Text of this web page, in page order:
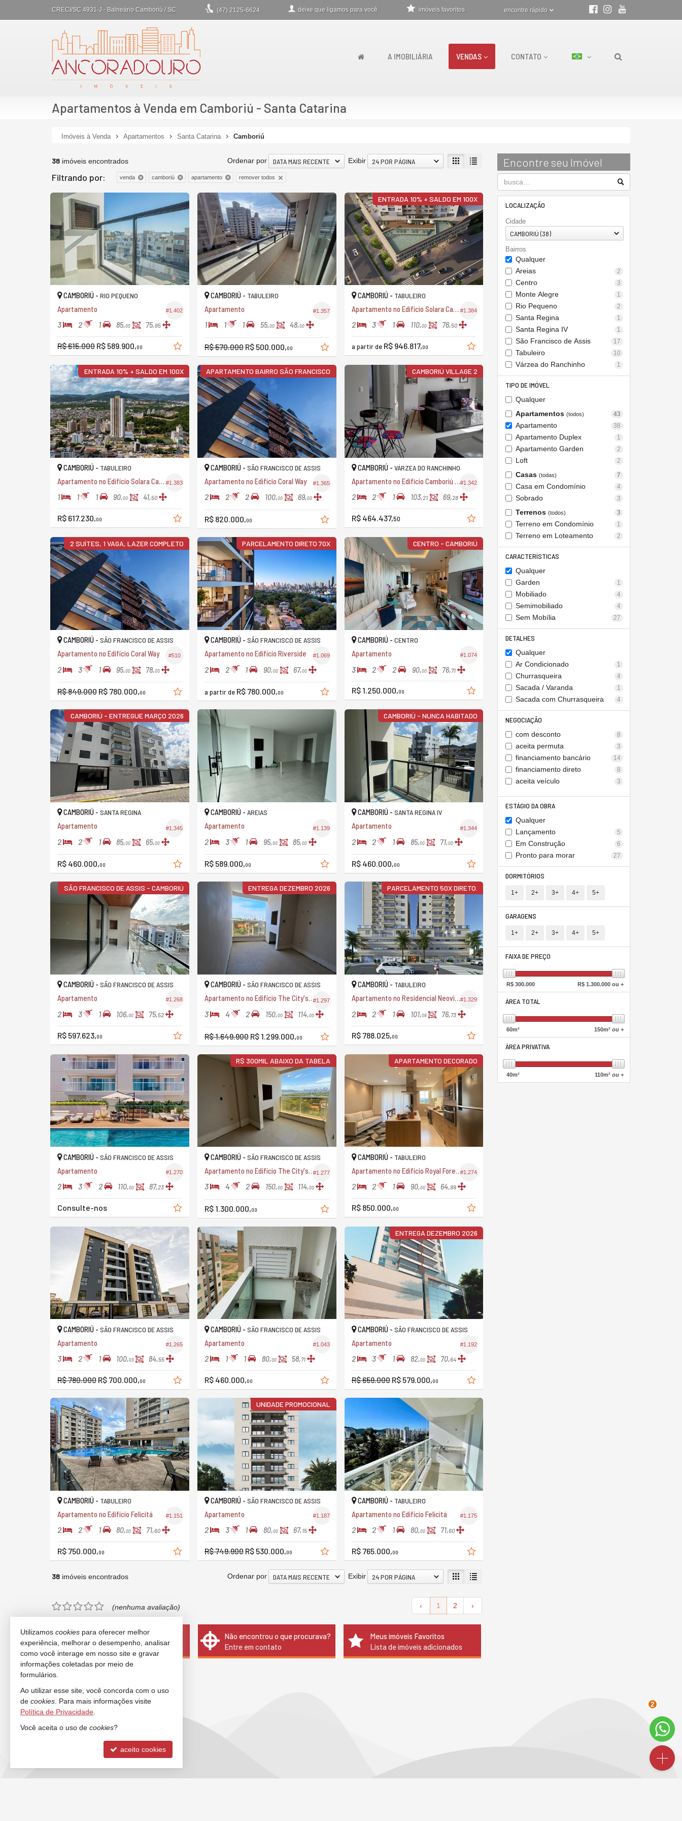
CRECI/SC 4931-J - Balneário Camboriú / SC (47) 2125-6624 deixe que ligamos para você encontre rápido
imóveis favoritos
A IMOBILIÁRIA VENDAS CONTATO
Apartamentos à Venda em Camboriú - Santa Catarina
Imóveis à Venda Apartamentos Santa Catarina Camboriú
Encontre seu Imóvel
LOCALIZAÇÃO
Cidade
CAMBORIÚ (38)
Bairros
Qualquer
Areias
2
Centro 3
Monte Alegre 1
Rio Pequeno 2
Santa Regina 1
Santa Regina IV 1
São Francisco de Assis 17
Tabuleiro 10
Várzea do Ranchinho 1
TIPO DE IMÓVEL
Qualquer
Apartamentos (todos) 43
Apartamento 38
Apartamento Duplex 1
Apartamento Garden 2
Loft 2
Casas (todas) 7
Casa em Condomínio 4
Sobrado 3
Terrenos (todos) 3
Terreno em Condomínio 1
Terreno em Loteamento 2
CARACTERÍSTICAS
Qualquer
Garden
1
Mobiliado 4
Semimobiliado 4
Sem Mobília 27
DETALHES
Qualquer
Ar Condicionado
1
Churrasqueira 4
Sacada / Varanda 1
Sacada com Churrasqueira 4
NEGOCIAÇÃO
com desconto 8
aceita permuta 3
financiamento bancário 14
financiamento direto 8
aceita veículo 3
ESTÁGIO DA OBRA
Qualquer
Lançamento
5
Em Construção 6
Pronto para morar 27
DORMITÓRIOS
1+ 2+ 3+ 4+ 5+
GARAGENS
1+ 2+ 3+ 4+ 5+
FAIXA DE PREÇO
R$ 300.000 R$1.300.000 ou +
ÁREA TOTAL
60m² 150m²ou +
ÁREA PRIVATIVA
40m² 110m²ou +
38 imóveis encontrados Exibir 24 POR PÁGINA
Ordenar por DATA MAIS RECENTE
Filtrando por: venda camboriú apartamento remover todos
#1.402
CAMBORIÚ - RIO PEQUENO
Apartamento
3 2 1 85,00 75,95
R$ 615.000 R$ 589.900,00
#1.357
CAMBORIÚ - TABULEIRO
Apartamento
1 1 1 55,00 48,00
R$ 570.000 R$ 500.000,00
ENTRADA 10% + SALDO EM 100X
#1.384
CAMBORIÚ - TABULEIRO
Apartamento no Edifício Solara Camboriú
2 3 1 110,00 76,50
a partir de R$ 946.817,00
ENTRADA 10% + SALDO EM 100X
#1.383
CAMBORIÚ - TABULEIRO
Apartamento no Edifício Solara Camboriú
1 1 1 90,00 41,50
R$ 617.230,00
APARTAMENTO BAIRRO SÃO FRANCISCO
#1.365
CAMBORIÚ - SÃO FRANCISCO DE ASSIS
Apartamento no Edifício Coral Way
2 2 2 100,00 69,00
R$ 820.000,00
CAMBORIÚ VILLAGE 2
#1.342
CAMBORIÚ - VÁRZEA DO RANCHINHO
Apartamento no Edifício Camboriú Village II
2 2 1 103,21 69,28
R$ 464.437,50
2 SUÍTES, 1 VAGA, LAZER COMPLETO
#510
CAMBORIÚ - SÃO FRANCISCO DE ASSIS
Apartamento no Edifício Coral Way
2 3 1 95,00 78,00
R$ 849.000 R$ 780.000,00
PARCELAMENTO DIRETO 70X
#1.069
CAMBORIÚ - SÃO FRANCISCO DE ASSIS
Apartamento no Edifício Riverside
2 2 1 90,00 67,00
a partir de R$ 780.000,00
CENTRO - CAMBORIÚ
#1.074
CAMBORIÚ - CENTRO
Apartamento
3 2 2 90,00 76,71
R$ 1.250.000,00
CAMBORIÚ - ENTREGUE MARÇO 2026
#1.345
CAMBORIÚ - SANTA REGINA
Apartamento
2 2 1 85,00 65,00
R$ 460.000,00
#1.139
CAMBORIÚ - AREIAS
Apartamento
2 3 1 95,00 85,00
R$ 589.000,00
CAMBORIÚ - NUNCA HABITADO
#1.344
CAMBORIÚ - SANTA REGINA IV
Apartamento
2 2 1 85,00 71,00
R$ 460.000,00
SÃO FRANCISCO DE ASSIS - CAMBORIÚ
#1.268
CAMBORIÚ - SÃO FRANCISCO DE ASSIS
Apartamento
2 3 1 106,00 75,52
R$ 597.623,00
ENTREGA DEZEMBRO 2026
#1.297
CAMBORIÚ - SÃO FRANCISCO DE ASSIS
Apartamento no Edifício The City's Magnific Residence
3 4 2 150,00 114,00
R$ 1.649.900 R$ 1.299.000,00
PARCELAMENTO 50X DIRETO.
#1.329
CAMBORIÚ - TABULEIRO
Apartamento no Residencial Neoville
2 2 1 101,08 76,73
R$ 788.025,00
#1.270
CAMBORIÚ - SÃO FRANCISCO DE ASSIS
Apartamento
2 3 2 110,00 87,23
Consulte-nos
R$ 300MIL ABAIXO DA TABELA
#1.277
CAMBORIÚ - SÃO FRANCISCO DE ASSIS
Apartamento no Edifício The City's Magnific Residence
3 4 2 150,00 114,00
R$ 1.300.000,00
APARTAMENTO DECORADO
#1.274
CAMBORIÚ - TABULEIRO
Apartamento no Edifício Royal Forest Residence
2 2 1 90,00 64,99
R$ 850.000,00
#1.265
CAMBORIÚ - SÃO FRANCISCO DE ASSIS
Apartamento
3 2 1 100,03 84,55
R$ 780.000 R$ 700.000,00
#1.043
CAMBORIÚ - SÃO FRANCISCO DE ASSIS
Apartamento
2 1 1 80,00 58,71
R$ 460.000,00
ENTREGA DEZEMBRO 2026
#1.192
CAMBORIÚ - SÃO FRANCISCO DE ASSIS
Apartamento
2 3 1 82,00 70,64
R$ 659.000 R$ 579.000,00
#1.151
CAMBORIÚ - TABULEIRO
Apartamento no Edifício Felicitá
2 2 1 80,00 71,60
R$ 750.000,00
UNIDADE PROMOCIONAL
#1.187
CAMBORIÚ - SÃO FRANCISCO DE ASSIS
Apartamento
2 3 1 80,00 67,15
R$ 749.900 R$ 530.000,00
#1.175
CAMBORIÚ - TABULEIRO
Apartamento no Edifício Felicitá
2 2 1 80,00 71,60
R$ 765.000,00
38 imóveis encontrados Exibir 24 POR PÁGINA
Ordenar por DATA MAIS RECENTE
‹ 1 2 ›
(nenhuma avaliação)
Quer vender seu imóvel?
Cadastre-se e anuncie conosco
Não encontrou o que procurava?
Entre em contato
Meus imóveis Favoritos
Lista de imóveis adicionados
2
Utilizamos cookies para oferecer melhor
experiência, melhorar o desempenho, analisar
como você interage em nosso site e gravar
informações coletadas por meio de
formulários.
Ao utilizar esse site, você concorda com o uso
de cookies . Para mais informações visite
Política de Privacidade
Você aceita o uso de cookies?
aceito cookies